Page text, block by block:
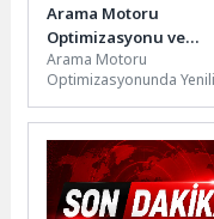
Arama Motoru
Optimizasyonu ve
Teknoloji: Yükselen
Trendler ve İpuçları
Arama Motoru
Optimizasyonunda
motoru optimizasyonu
(SEO), dijital pazarlama
stratejilerinde önemli